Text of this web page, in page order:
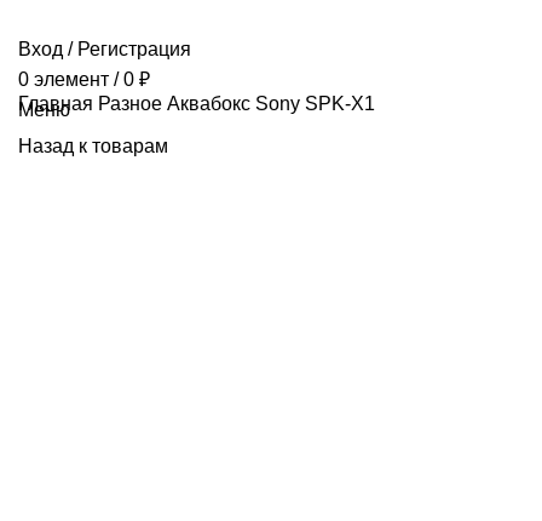
Вход / Регистрация
0 элемент / 0 ₽
Меню
Главная Разное Аквабокс Sony SPK-X1
Назад к товарам